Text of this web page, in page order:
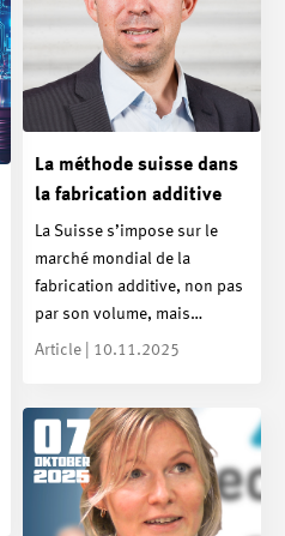
La méthode suisse dans
la fabrication additive
La Suisse s’impose sur le
marché mondial de la
fabrication additive, non pas
par son volume, mais…
Article | 10.11.2025